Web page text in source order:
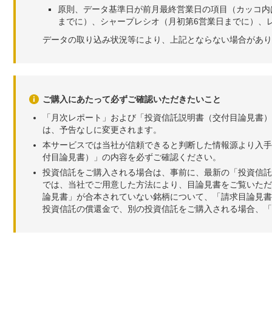
原則、データ基準日が前月最終営業日の項目（カッコ
までに）、シャープレシオ（月初第6営業日までに）
データの取り込み状況等により、上記とならない場合があ
ご購入にあたって必ずご確認いただきたいこと
「月次レポート」および「投資信託説明書（交付目論見
は、予告なしに変更されます。
本サービスでは当社が信頼できると判断した情報源より入
付目論見書）」の内容を必ずご確認ください。
投資信託をご購入される場合は、事前に、最新の「投資信
では、当社でご用意した方法により、目論見書をご覧いた
論見書」が合本されていない銘柄について、「請求目論見
投資信託の償還金で、別の投資信託をご購入される場合、